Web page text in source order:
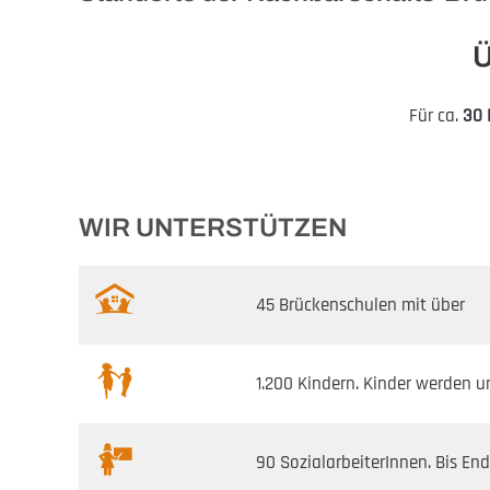
Für ca. 30
WIR UNTERSTÜTZEN
45 Brückenschulen mit über
1.200 Kindern. Kinder
90 SozialarbeiterInnen. Bis